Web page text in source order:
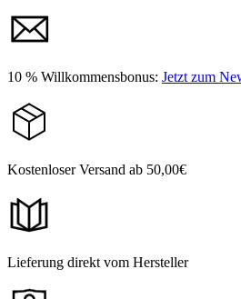
10 % Willkommensbonus: Jetzt zum
Kostenloser Versand ab 50,00€
Lieferung direkt vom Hersteller